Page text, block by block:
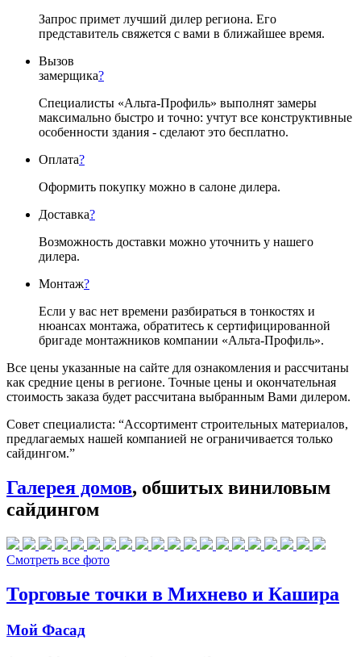
Запрос примет лучший дилер региона. Его
представитель свяжется с вами в ближайшее время.
Вызов
замерщика?
Специалисты «Альта-Профиль» выполнят замеры
максимально быстро и точно: учтут все конструктивные
особенности здания - сделают это бесплатно.
Оплата?
Оформить покупку можно в салоне дилера.
Доставка?
Возможность доставки можно уточнить у нашего
дилера.
Монтаж?
Если у вас нет времени разбираться в тонкостях и
нюансах монтажа, обратитесь к сертифицированной
бригаде монтажников компании «Альта-Профиль».
Все цены указанные на сайте для ознакомления и рассчитаны
как средние цены в регионе. Точные цены и окончательная
стоимость заказа будет рассчитана выбранным Вами дилером.
Совет специалиста: “Ассортимент строительных материалов,
предлагаемых нашей компанией не ограничивается только
сайдингом.”
Галерея домов, обшитых виниловым
сайдингом
Смотреть все фото
Торговые точки в Михнево и Кашира
Мой Фасад